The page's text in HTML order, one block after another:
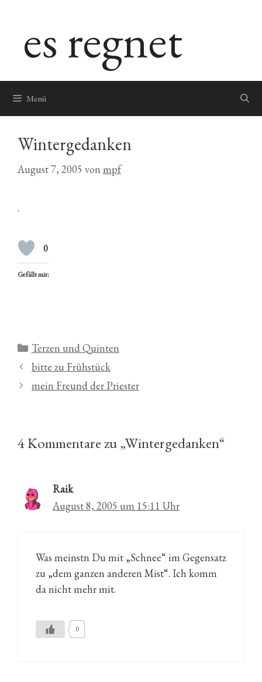
springenes regnet
Menü
Wintergedanken
August 7, 2005 von mpf
.
0
Gefällt mir:
Kategorien
Terzen und Quinten
bitte zu Frühstück
mein Freund der Priester
4 Kommentare zu „Wintergedanken“
Raik
August 8, 2005 um 15:11 Uhr
Was meinstn Du mit „Schnee“ im Gegensatz
zu „dem ganzen anderen Mist“. Ich komm
da nicht mehr mit.
0